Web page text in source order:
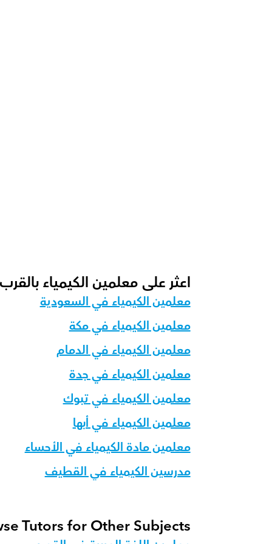
اعثر على معلمين الكيمياء
معلمين الكيمياء في السعودية
معلمين الكيمياء في مكة
معلمين الكيمياء في الدمام
معلمين الكيمياء في جدة
معلمين الكيمياء في تبوك
معلمين الكيمياء في أبها
معلمين مادة الكيمياء في الأحساء
مدرسين الكيمياء في القطيف
Tutors for Other Subjects